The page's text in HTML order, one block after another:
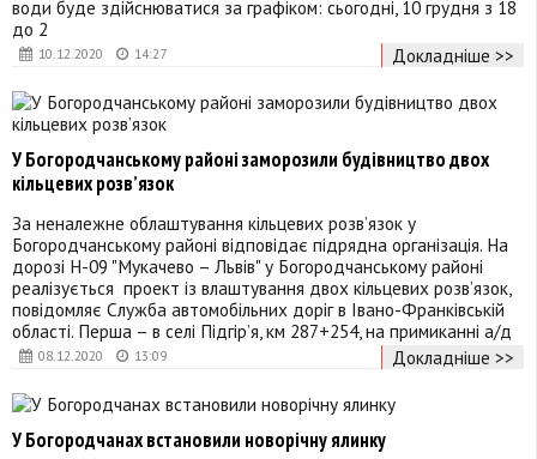
10.12.2020 14:27
води буде здійснюватися за графіком: сьогодні, 10 грудня з 18
до 2
Докладніше >>
08.12.2020 13:09
У Богородчанському районі заморозили будівництво двох
кільцевих розв’язок
За неналежне облаштування кільцевих розв’язок у
Богородчанському районі відповідає підрядна організація. На
дорозі Н-09 "Мукачево – Львів" у Богородчанському районі
реалізується проект із влаштування двох кільцевих розв’язок,
повідомляє Служба автомобільних доріг в Івано-Франківській
області. Перша – в селі Підгір’я, км 287+254, на примиканні а/д
Докладніше >>
У Богородчанах встановили новорічну ялинку